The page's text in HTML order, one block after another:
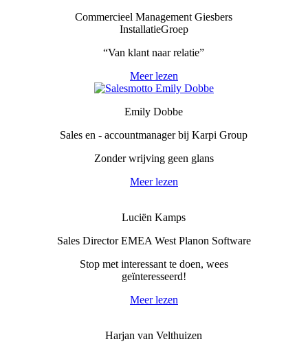
Commercieel Management Giesbers
InstallatieGroep
“Van klant naar relatie”
Meer lezen
Emily Dobbe
Sales en - accountmanager bij Karpi Group
Zonder wrijving geen glans
Meer lezen
Luciën Kamps
Sales Director EMEA West Planon Software
Stop met interessant te doen, wees
geïnteresseerd!
Meer lezen
Harjan van Velthuizen